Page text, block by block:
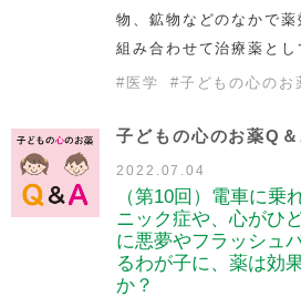
物、鉱物などのなかで
組み合わせて治療薬とし
# 医学 #子どもの心のお
子どもの心のお薬Q
2022.07.04
（第10回）電車に乗
ニック症や、心がひ
に悪夢やフラッシュ
るわが子に、薬は効
か？